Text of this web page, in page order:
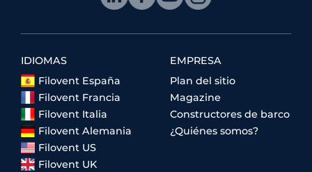
IDIOMAS
Filovent España
Filovent Francia
Filovent Italia
Filovent Alemania
Filovent US
Filovent UK
EMPRESA
Plan del sitio
Magazine
Constructores de barco
¿Quiénes somos?